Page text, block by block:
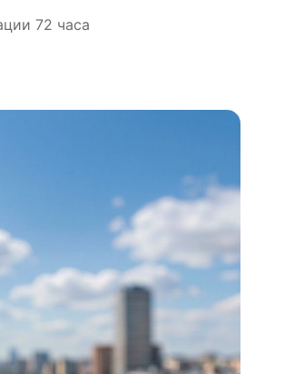
72 часа